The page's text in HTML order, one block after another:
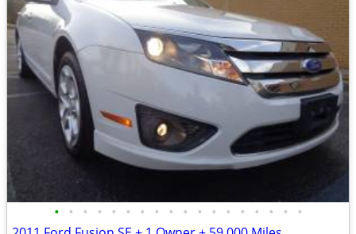
• • • • • • • • • • • • • • • • • •